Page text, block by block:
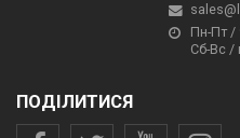
Пн-Пт /
Сб-Вс /
ПОДІЛИТИСЯ